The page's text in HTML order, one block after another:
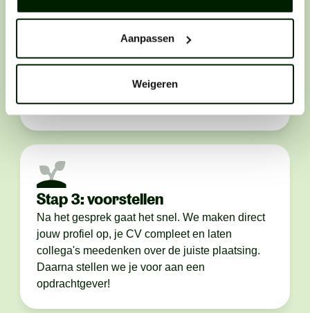
Aanpassen
Weigeren
Stap 2: telefonisch contact
We bellen je op. Als het klikt, maken we
persoonlijk kennis. We bespreken het werk, wie
eerlijker je bent, des te makkelijker het voor ons
is om de juiste plek voor je te vinden.
Stap 3: voorstellen
Na het gesprek gaat het snel. We maken direct
jouw profiel op, je CV compleet en laten
collega's meedenken over de juiste plaatsing.
Daarna stellen we je voor aan een
opdrachtgever!